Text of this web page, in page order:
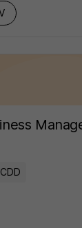
CDD